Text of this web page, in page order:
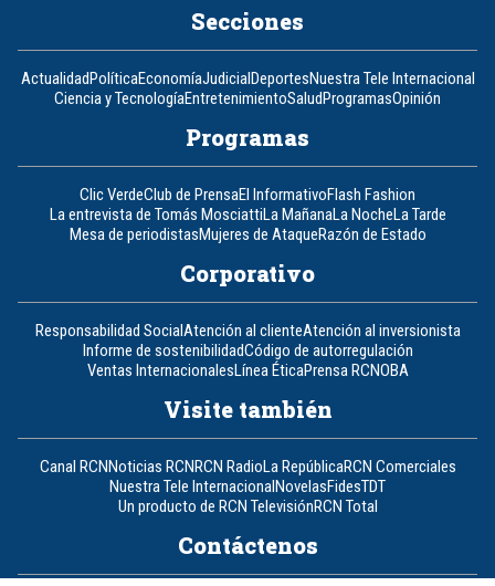
Secciones
ActualidadPolíticaEconomíaJudicialDeportesNuestra Tele Internacional
Ciencia y TecnologíaEntretenimientoSaludProgramasOpinión
Programas
Clic VerdeClub de PrensaEl InformativoFlash Fashion
La entrevista de Tomás MosciattiLa MañanaLa NocheLa Tarde
Mesa de periodistasMujeres de AtaqueRazón de Estado
Corporativo
Responsabilidad SocialAtención al clienteAtención al inversionista
Informe de sostenibilidadCódigo de autorregulación
Ventas InternacionalesLínea ÉticaPrensa RCNOBA
Visite también
Canal RCNNoticias RCNRCN RadioLa RepúblicaRCN Comerciales
Nuestra Tele InternacionalNovelasFidesTDT
Un producto de RCN TelevisiónRCN Total
Contáctenos